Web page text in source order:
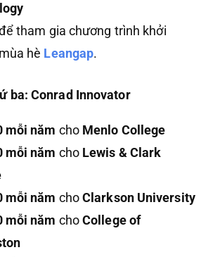
tham gia chương trình khởi
hè Leangap.
ba: Conrad Innovator
mỗi năm cho Menlo College
mỗi năm cho Lewis & Clark
mỗi năm choClarkson University
mỗi năm choCollege of